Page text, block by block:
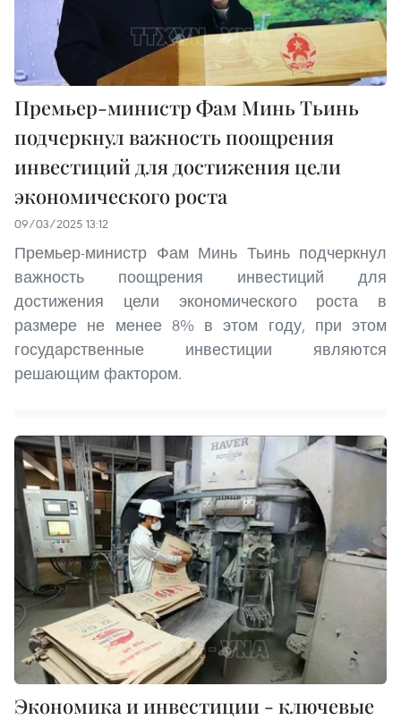
Премьер-министр Фам Минь Тьинь
подчеркнул важность поощрения
инвестиций для достижения цели
экономического роста
09/03/2025 13:12
Премьер-министр Фам Минь Тьинь подчеркнул
важность поощрения инвестиций для
достижения цели экономического роста в
размере не менее 8% в этом году, при этом
государственные инвестиции являются
решающим фактором.
Экономика и инвестиции - ключевые